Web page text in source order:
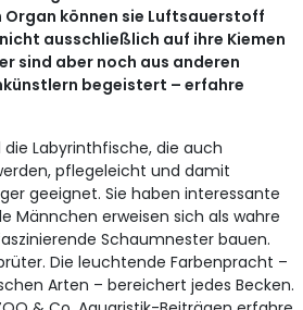
Organ können sie Luftsauerstoff
ausschließlich auf ihre Kiemen
sind aber noch aus anderen
begeistert – erfahre
Labyrinthfische, die auch
pflegeleicht und damit
geeignet. Sie haben interessante
Männchen erweisen sich als wahre
Schaumnester bauen.
Die leuchtende Farbenpracht –
Arten – bereichert jedes Becken.